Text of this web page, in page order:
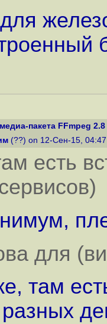
пакета FFmpeg
(??) on 12-Сен-15,
есть
для
там